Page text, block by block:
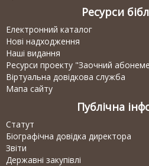
Ресурси
Електронний каталог
Нові надходження
Наші видання
Ресурси проекту "Заочний
Віртуальна довідкова служба
Мапа сайту
Публічна
Статут
Біографічна довідка директора
Звіти
Державні закупівлі